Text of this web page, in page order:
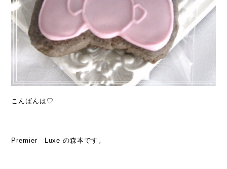
こんばんは♡
Premier Luxe の森本です。